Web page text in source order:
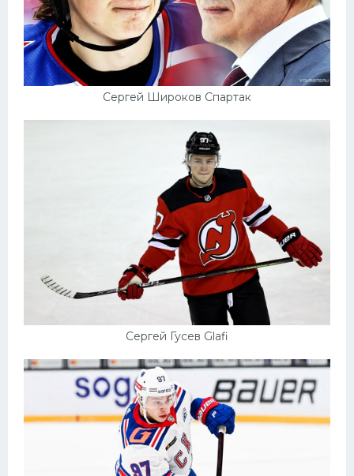
Сергей Широков Спартак
Сергей Гусев Glafi